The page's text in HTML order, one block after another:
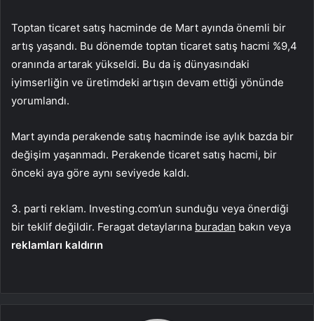
Toptan ticaret satış hacminde de Mart ayında önemli bir
artış yaşandı. Bu dönemde toptan ticaret satış hacmi %9,4
oranında artarak yükseldi. Bu da iş dünyasındaki
iyimserliğin ve üretimdeki artışın devam ettiği yönünde
yorumlandı.
Mart ayında perakende satış hacminde ise aylık bazda bir
değişim yaşanmadı. Perakende ticaret satış hacmi, bir
önceki aya göre aynı seviyede kaldı.
3. parti reklam. Investing.com’un sunduğu veya önerdiği
bir teklif değildir. Feragat detaylarına buradan bakın veya
reklamları kaldırın